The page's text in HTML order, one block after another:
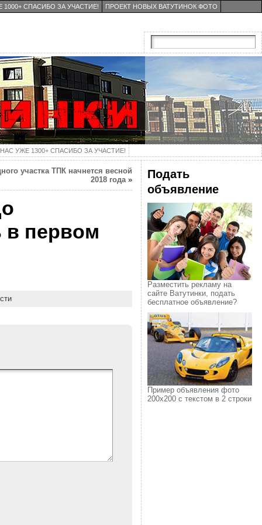
1000+ СПАСИБО ЗА УЧАСТИЕ! ПРОЕКТ НОВЫХ ВАТУТИНОК ФОТО
НАС УЖЕ 1300+ СПАСИБО ЗА УЧАСТИЕ!
участка ТПК начнется весной
2018 года»
в первом
Подать
объявление
Разместить рекламу на
сайте Ватутинки, подать
бесплатное объявление?
Пример объявления фото
200х200 с текстом в 2 строки